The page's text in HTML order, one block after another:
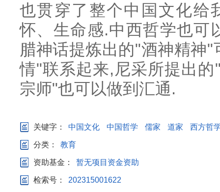
也贯穿了整个中国文化给
怀、生命感.中西哲学也可
腊神话提炼出的"酒神精神
情"联系起来,尼采所提出
宗师"也可以做到汇通.
关键字： 中国文化 中国哲学 儒家 道家 西方哲
分类： 教育
资助基金： 暂无项目资金资助
检索号： 202315001622